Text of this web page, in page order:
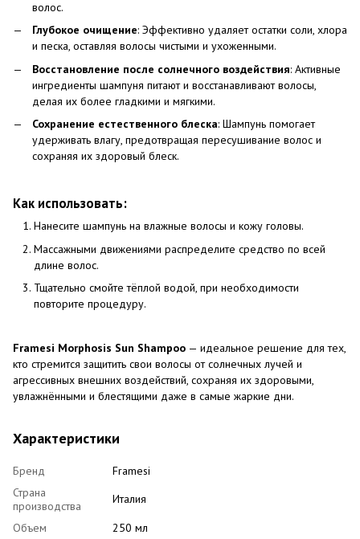
волос.
Глубокое очищение: Эффективно удаляет остатки соли, хлора
и песка, оставляя волосы чистыми и ухоженными.
Восстановление после солнечного воздействия: Активные
ингредиенты шампуня питают и восстанавливают волосы,
делая их более гладкими и мягкими.
Сохранение естественного блеска: Шампунь помогает
удерживать влагу, предотвращая пересушивание волос и
сохраняя их здоровый блеск.
Как использовать:
Нанесите шампунь на влажные волосы и кожу головы.
Массажными движениями распределите средство по всей
длине волос.
Тщательно смойте тёплой водой, при необходимости
повторите процедуру.
Framesi Morphosis Sun Shampoo — идеальное решение для тех,
кто стремится защитить свои волосы от солнечных лучей и
агрессивных внешних воздействий, сохраняя их здоровыми,
увлажнёнными и блестящими даже в самые жаркие дни.
Характеристики
Бренд
Framesi
Страна
производства
Италия
Объем
250 мл